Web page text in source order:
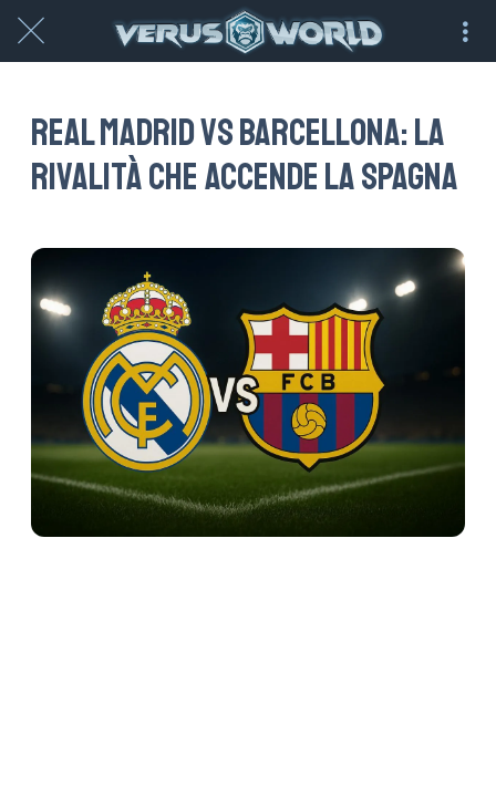
Real Madrid vs Barcellona: la
rivalità che accende la Spagna